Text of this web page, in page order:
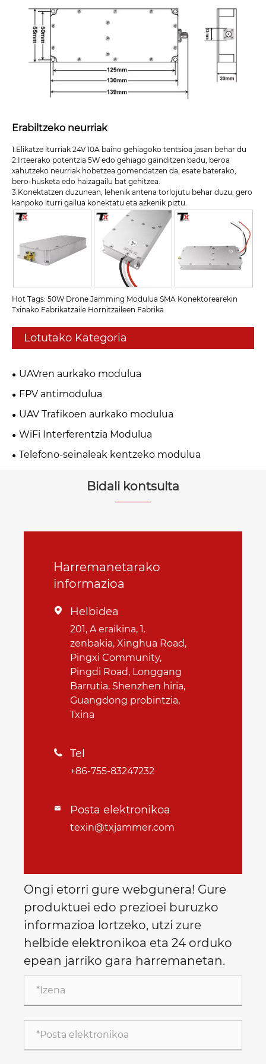
Erabiltzeko neurriak
1.Elikatze iturriak 24V 10A baino gehiagoko tentsioa jasan behar du
2.Irteerako potentzia 5W edo gehiago gainditzen badu, beroa
xahutzeko neurriak hobetzea gomendatzen da, esate baterako,
bero-husketa edo haizagailu bat gehitzea.
3.Konektatzen duzunean, lehenik antena torlojutu behar duzu, gero
kanpoko iturri gailua konektatu eta azkenik piztu.
Hot Tags: 50W Drone Jamming Modulua SMA Konektorearekin
Txinako Fabrikatzaile Hornitzaileen Fabrika
Lotutako Kategoria
UAVren aurkako modulua
FPV antimodulua
UAV Trafikoen aurkako modulua
WiFi Interferentzia Modulua
Telefono-seinaleak kentzeko modulua
Bidali kontsulta
Harremanetarako
informazioa
 Helbidea
201, A eraikina, 1.
zenbakia, Xinghua Road,
Pingxi Community,
Pingdi Road, Longgang
Barrutia, Shenzhen hiria,
Guangdong probintzia,
Txina
 Tel
+86-755-83247232
 Posta elektronikoa
texin@txjammer.com
Ongi etorri gure webgunera! Gure
produktuei edo prezioei buruzko
informazioa lortzeko, utzi zure
helbide elektronikoa eta 24 orduko
epean jarriko gara harremanetan.